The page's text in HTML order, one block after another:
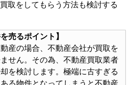
取をしてもらう方法も検討する
売るポイント】
産の場合、不動産会社が買取を
せん。その為、不動産買取業者
を検討します。極端に古すぎる